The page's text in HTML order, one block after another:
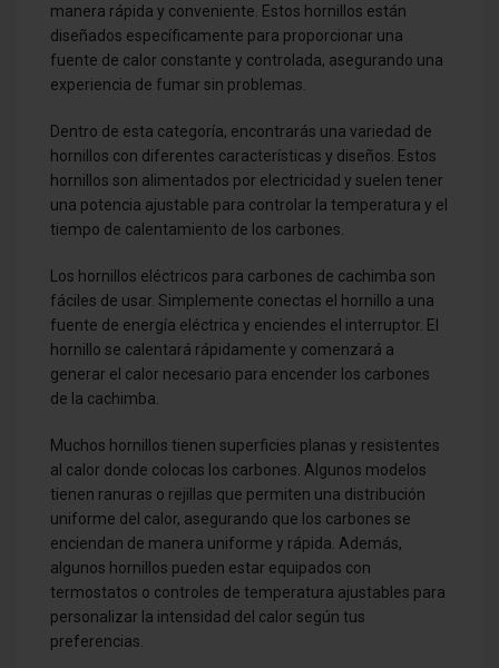
manera rápida y conveniente. Estos hornillos están
diseñados específicamente para proporcionar una
fuente de calor constante y controlada, asegurando una
experiencia de fumar sin problemas.
Dentro de esta categoría, encontrarás una variedad de
hornillos con diferentes características y diseños. Estos
hornillos son alimentados por electricidad y suelen tener
una potencia ajustable para controlar la temperatura y el
tiempo de calentamiento de los carbones.
Los hornillos eléctricos para carbones de cachimba son
fáciles de usar. Simplemente conectas el hornillo a una
fuente de energía eléctrica y enciendes el interruptor. El
hornillo se calentará rápidamente y comenzará a
generar el calor necesario para encender los carbones
de la cachimba.
Muchos hornillos tienen superficies planas y resistentes
al calor donde colocas los carbones. Algunos modelos
tienen ranuras o rejillas que permiten una distribución
uniforme del calor, asegurando que los carbones se
enciendan de manera uniforme y rápida. Además,
algunos hornillos pueden estar equipados con
termostatos o controles de temperatura ajustables para
personalizar la intensidad del calor según tus
preferencias.